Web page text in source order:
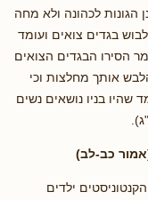
הגונות לכהונה ולא מחה
בגדים צואים ועומד
הסירו הבגדים הצואים
אותך מחלצות וכי
שהיו בניו נושאים נשים
כב-לב)
ילדים